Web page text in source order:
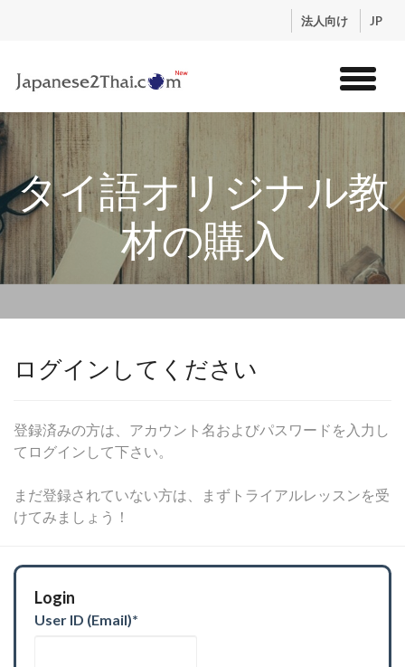
法人向け JP
トップ
サービス
コンテンツ
講師紹介
料金
お申込流れ
タイ語オリジナル教
材の購入
ログインしてください
登録済みの方は、アカウント名およびパスワードを入力し
てログインして下さい。
まだ登録されていない方は、まずトライアルレッスンを受
けてみましょう！
Login
User ID (Email)*